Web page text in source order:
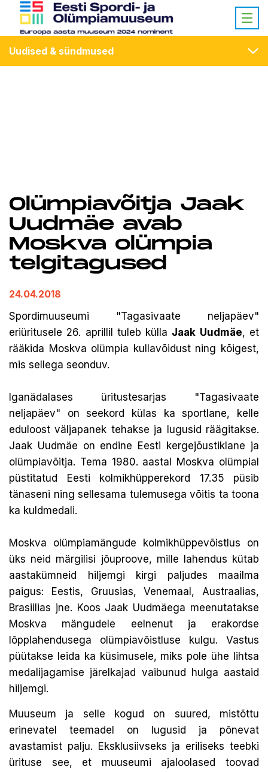
Uudised & sündmused
Olümpiavõitja Jaak
Uudmäe avab
Moskva olümpia
telgitagused
24.04.2018
Spordimuuseumi "Tagasivaate neljapäev"
eriüritusele 26. aprillil tuleb külla Jaak Uudmäe, et
rääkida Moskva olümpia kullavõidust ning kõigest,
mis sellega seonduv.
Iganädalases üritustesarjas "Tagasivaate
neljapäev" on seekord külas ka sportlane, kelle
eduloost väljapanek tehakse ja lugusid räägitakse.
Jaak Uudmäe on endine Eesti kergejõustiklane ja
olümpiavõitja. Tema 1980. aastal Moskva olümpial
püstitatud Eesti kolmikhüpperekord 17.35 püsib
tänaseni ning sellesama tulemusega võitis ta toona
ka kuldmedali.
Moskva olümpiamängude kolmikhüppevõistlus on
üks neid märgilisi jõuproove, mille lahendus kütab
aastakümneid hiljemgi kirgi paljudes maailma
paigus: Eestis, Gruusias, Venemaal, Austraalias,
Brasiilias jne. Koos Jaak Uudmäega meenutatakse
Moskva mängudele eelnenut ja erakordse
lõpplahendusega olümpiavõistluse kulgu. Vastus
püütakse leida ka küsimusele, miks pole ühe lihtsa
medalijagamise järelkajad vaibunud hulga aastaid
hiljemgi.
Muuseum ja selle kogud on suured, mistõttu
erinevatel teemadel on lugusid ja põnevat
avastamist palju. Eksklusiivseks ja eriliseks teebki
ürituse see, et muuseumi ajaloolased toovad